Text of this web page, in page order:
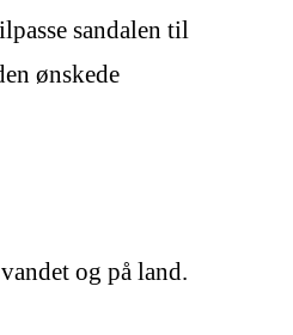
sandalen til
ønskede
og på land.